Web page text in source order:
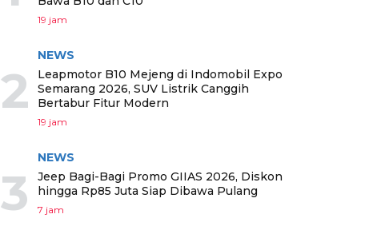
19 jam
2
NEWS
Leapmotor B10 Mejeng di Indomobil Expo
Semarang 2026, SUV Listrik Canggih
Bertabur Fitur Modern
19 jam
3
NEWS
Jeep Bagi-Bagi Promo GIIAS 2026, Diskon
hingga Rp85 Juta Siap Dibawa Pulang
7 jam